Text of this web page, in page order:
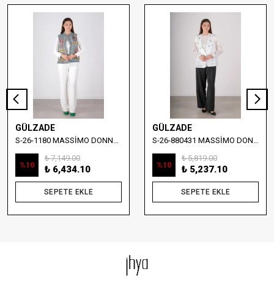
GÜLZADE
S-26-1180 MASSİMO DONNA NAKIŞ DETAYLI DENİM YELEK
%10
₺ 7,149.00
₺ 6,434.10
SEPETE EKLE
GÜLZADE
S-26-880431 MASSİMO DONNA TAŞ İŞLEMELİ YELEKLİ BLUZ
%10
₺ 5,819.00
₺ 5,237.10
SEPETE EKLE